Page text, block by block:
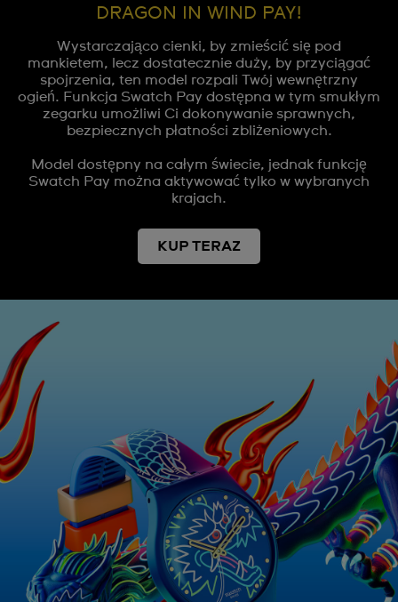
DRAGON IN WIND PAY!
Wystarczająco cienki, by zmieścić się pod
mankietem, lecz dostatecznie duży, by przyciągać
spojrzenia, ten model rozpali Twój wewnętrzny
ogień. Funkcja Swatch Pay dostępna w tym smukłym
zegarku umożliwi Ci dokonywanie sprawnych,
bezpiecznych płatności zbliżeniowych.
Model dostępny na całym świecie, jednak funkcję
Swatch Pay można aktywować tylko w wybranych
krajach.
KUP TERAZ